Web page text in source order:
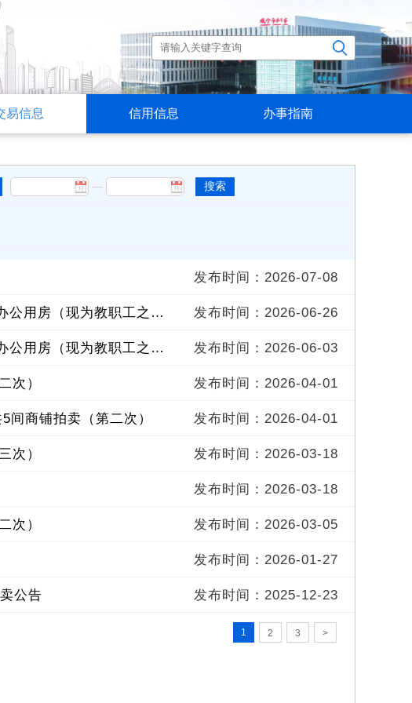
易信息 信用信息 办事指南
— 搜索
发布时间：2026-07-08
通城县隽水镇隽水大道453号2幢3层原教育局办公用房（现为教职工之家及办公楼副楼）三年租赁权拍卖（第二次） 发布时间：2026-06-26
通城县隽水镇隽水大道453号2幢3层原教育局办公用房（现为教职工之家及办公副楼）三年租赁权拍卖 发布时间：2026-06-03
次） 发布时间：2026-04-01
间商铺拍卖（第二次） 发布时间：2026-04-01
次） 发布时间：2026-03-18
发布时间：2026-03-18
次） 发布时间：2026-03-05
发布时间：2026-01-27
公告 发布时间：2025-12-23
1 2 3 >